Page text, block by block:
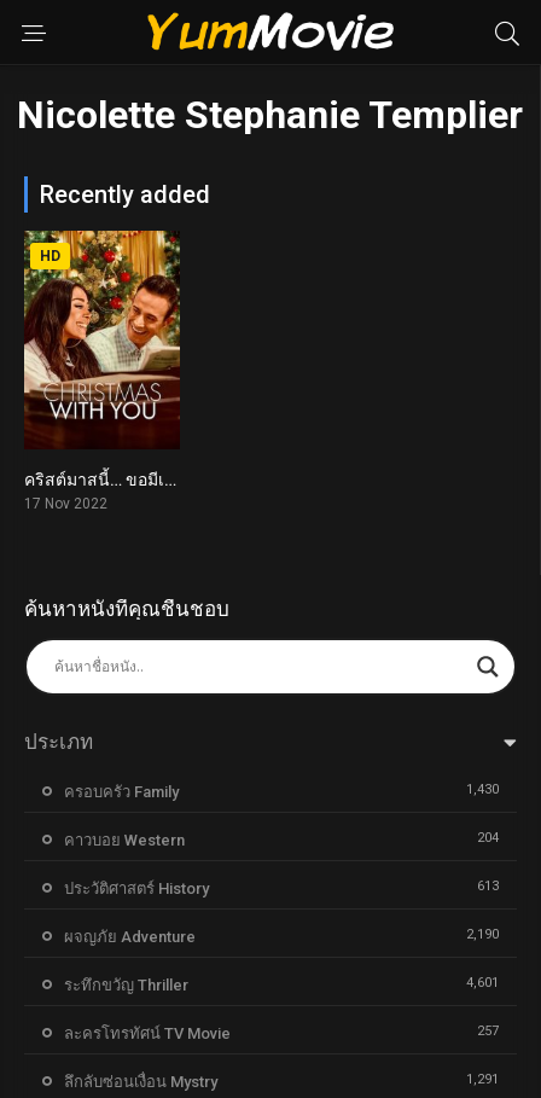
Nicolette Stephanie Templier
Recently added
6.2
HD
คริสต์มาสนี้… ขอมีเธอ Christmas with You (2022)
17 Nov 2022
ค้นหาหนังที่คุณชื่นชอบ
ประเภท
ครอบครัว Family 1,430
คาวบอย Western 204
ประวัติศาสตร์ History 613
ผจญภัย Adventure 2,190
ระทึกขวัญ Thriller 4,601
ละครโทรทัศน์ TV Movie 257
ลึกลับซ่อนเงื่อน Mystry 1,291